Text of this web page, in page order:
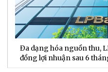
Đa dạng hóa nguồn thu,
đồng lợi nhuận sau 6